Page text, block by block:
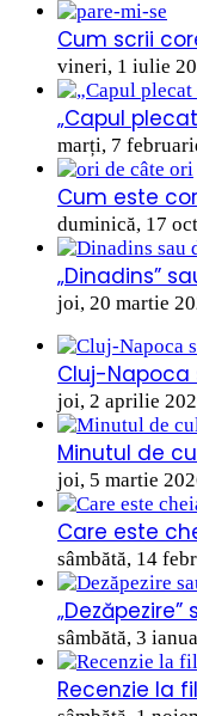
Cum scrii
vineri, 1 iulie
„Capul
marți, 7
Cum este
duminică, 17
„Dinadins”
joi, 20 martie
Cluj-Napoca
joi, 2 aprilie
Minutul de
joi, 5 martie
Care este
sâmbătă, 14
„Dezăpezire”
sâmbătă, 3
Recenzie la